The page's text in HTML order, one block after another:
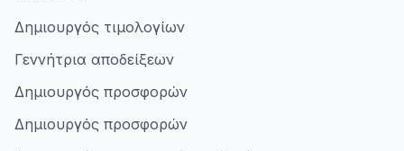
Δημιουργός τιμολογίων
Γεννήτρια αποδείξεων
Δημιουργός προσφορών
Δημιουργός προσφορών